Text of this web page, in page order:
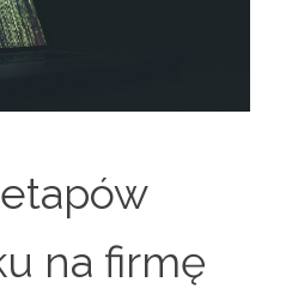
na firmę